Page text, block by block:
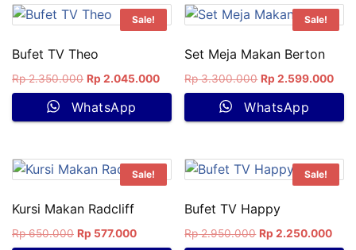
Sale!
Bufet TV Theo
Rp2.350.000 Rp 2.045.000
WhatsApp
Sale!
Set Meja Makan Berton
Rp3.300.000 Rp 2.599.000
WhatsApp
Sale!
Kursi Makan Radcliff
Rp650.000 Rp 577.000
Sale!
Bufet TV Happy
Rp2.950.000 Rp 2.250.000